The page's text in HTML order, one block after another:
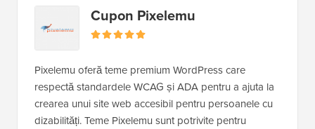
Cupon Pixelemu
Pixelemu oferă teme premium WordPress care
respectă standardele WCAG și ADA pentru a ajuta la
crearea unui site web accesibil pentru persoanele cu
dizabilități. Teme Pixelemu sunt potrivite pentru